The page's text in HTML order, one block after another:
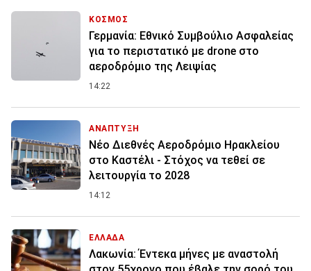
ΚΟΣΜΟΣ
Γερμανία: Εθνικό Συμβούλιο Ασφαλείας
για το περιστατικό με drone στο
αεροδρόμιο της Λειψίας
14:22
ΑΝΑΠΤΥΞΗ
Νέο Διεθνές Αεροδρόμιο Ηρακλείου
στο Καστέλι - Στόχος να τεθεί σε
λειτουργία το 2028
14:12
ΕΛΛΑΔΑ
Λακωνία: Έντεκα μήνες με αναστολή